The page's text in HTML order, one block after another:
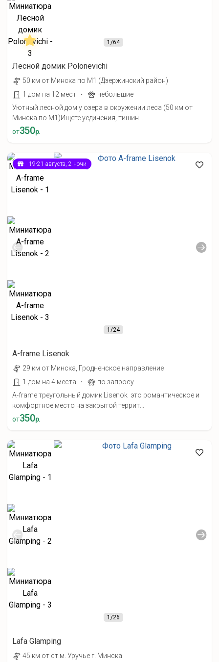
1/64
Лесной домик Polonevichi
50 км от Минска по М1 (Дзержинский район)
1 дом на 12 мест
·
небольшие
Уютный лесной дом у озера в окружении леса (50 км от
Минска по М1) ​Ищете уединения, тишин...
от350р.
1/24
19-21 августа, 2 ночи
A-frame Lisenok
29 км от Минска, Гродненское направление
1 дом на 4 места
·
по запросу
A-frame треугольный домик Lisenok это романтическое и
комфортное место на закрытой террит...
от350р.
1/26
Lafa Glamping
45 км от ст.м. Уручье г. Минска